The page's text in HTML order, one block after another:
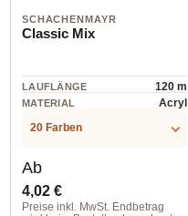
SCHACHENMAYR
Classic Mix
LAUFLÄNGE 120 m
MATERIAL
Acryl
20 Farben
Regulärer Preis:
Ab
4,02 €
Preise inkl. MwSt. Endbetrag